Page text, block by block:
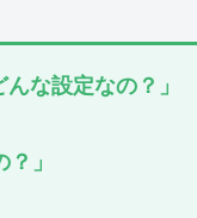
な設定なの？」
」